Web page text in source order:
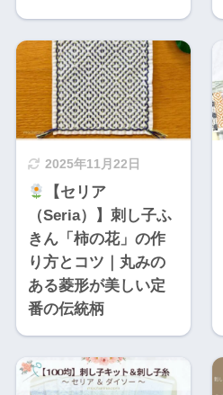
2025年11月22日
【セリア
（Seria）】刺し子ふ
きん「柿の花」の作
り方とコツ｜丸みの
ある菱形が美しい定
番の伝統柄